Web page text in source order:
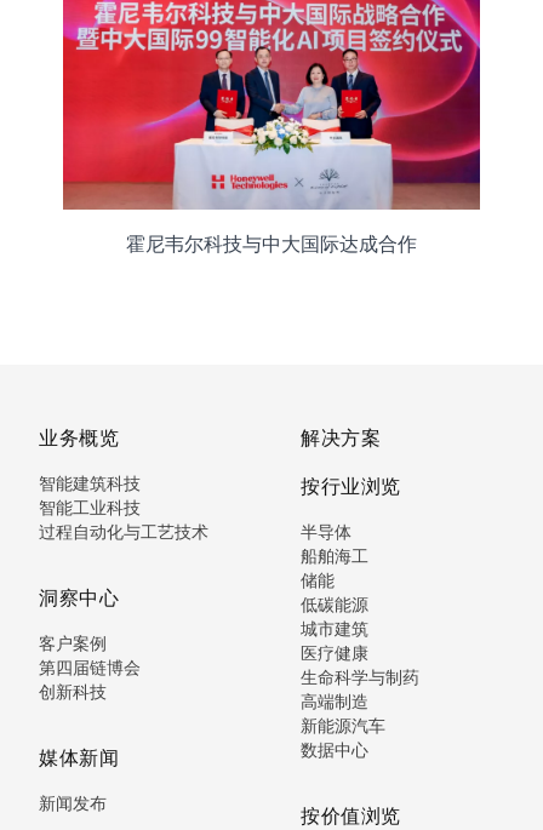
霍尼韦尔科技与中大国际达成合作
业务概览
智能建筑科技
智能工业科技
过程自动化与工艺技术
洞察中心
客户案例
第四届链博会
创新科技
媒体新闻
新闻发布
解决方案
按行业浏览
半导体
船舶海工
储能
低碳能源
城市建筑
医疗健康
生命科学与制药
高端制造
新能源汽车
数据中心
按价值浏览